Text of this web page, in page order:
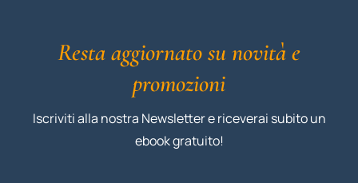
Resta aggiornato su novità e
promozioni
Iscriviti alla nostra Newsletter e riceverai subito un
ebook gratuito!